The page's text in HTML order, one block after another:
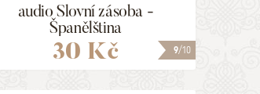
9/10
audio Slovní zásoba -
Španělština
30 Kč